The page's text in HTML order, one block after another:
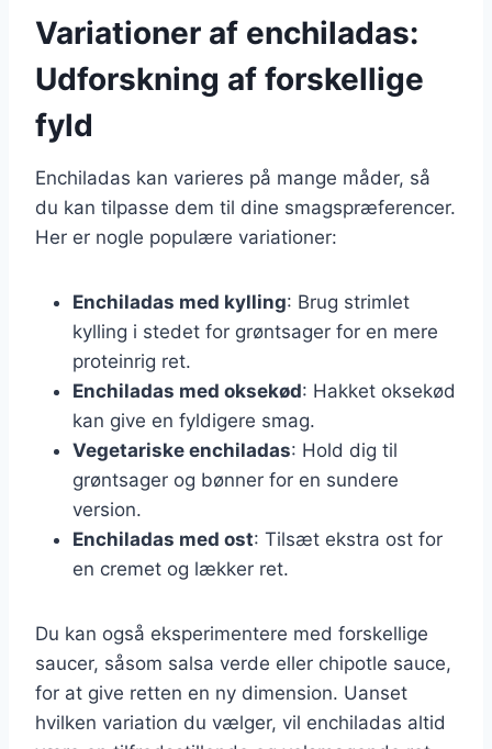
Variationer af enchiladas:
Udforskning af forskellige
fyld
Enchiladas kan varieres på mange måder, så
du kan tilpasse dem til dine smagspræferencer.
Her er nogle populære variationer:
Enchiladas med kylling: Brug strimlet
kylling i stedet for grøntsager for en mere
proteinrig ret.
Enchiladas med oksekød: Hakket oksekød
kan give en fyldigere smag.
Vegetariske enchiladas: Hold dig til
grøntsager og bønner for en sundere
version.
Enchiladas med ost: Tilsæt ekstra ost for
en cremet og lækker ret.
Du kan også eksperimentere med forskellige
saucer, såsom salsa verde eller chipotle sauce,
for at give retten en ny dimension. Uanset
hvilken variation du vælger, vil enchiladas altid